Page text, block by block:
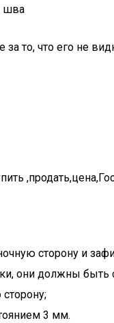
шва
за то, что его не
сторону и
они должны
3 мм.